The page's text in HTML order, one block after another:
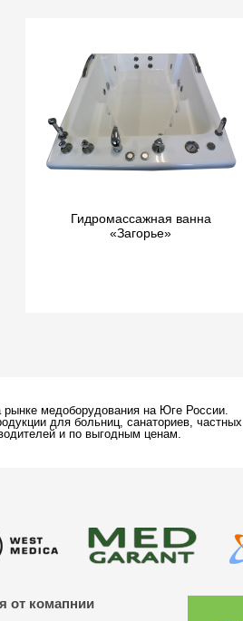
Гидромассажная ванна
«Загорье»
медоборудования на Юге России.
для больниц, санаториев, частных
и по выгодным ценам.
от комапнии